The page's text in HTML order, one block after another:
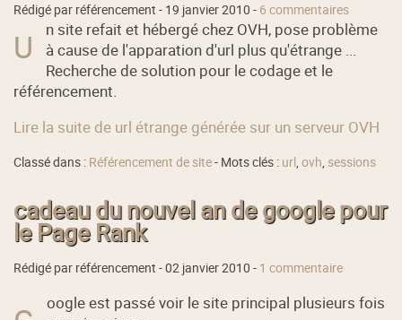
Rédigé par référencement - 19 janvier 2010 - 6 commentaires
U
n site refait et hébergé chez OVH, pose problème
à cause de l'apparation d'url plus qu'étrange ...
Recherche de solution pour le codage et le
référencement.
Lire la suite de url étrange générée sur un serveur OVH
Classé dans : Référencement de site- Mots clés : url ,ovh, sessions
cadeau du nouvel an de google pour
le Page Rank
Rédigé par référencement -02 janvier 2010 - 1 commentaire
oogle est passé voir le site principal plusieurs fois